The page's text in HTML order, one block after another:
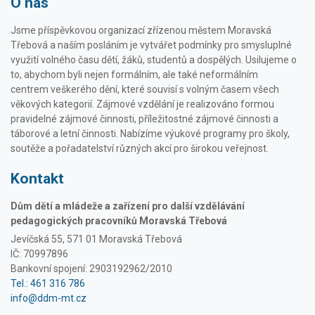
Jsme příspěvkovou organizací zřízenou městem Moravská
Třebová a naším posláním je vytvářet podmínky pro smysluplné
využití volného času dětí, žáků, studentů a dospělých. Usilujeme o
to, abychom byli nejen formálním, ale také neformálním
centrem veškerého dění, které souvisí s volným časem všech
věkových kategorií. Zájmové vzdělání je realizováno formou
pravidelné zájmové činnosti, příležitostné zájmové činnosti a
táborové a letní činnosti. Nabízíme výukové programy pro školy,
soutěže a pořadatelství různých akcí pro širokou veřejnost.
Kontakt
Dům dětí a mládeže a zařízení pro další vzdělávání
pedagogických pracovníků Moravská Třebová
Jevíčská 55, 571 01 Moravská Třebová
IČ: 70997896
Bankovní spojení: 2903192962/2010
Tel.: 461 316 786
info@ddm-mt.cz